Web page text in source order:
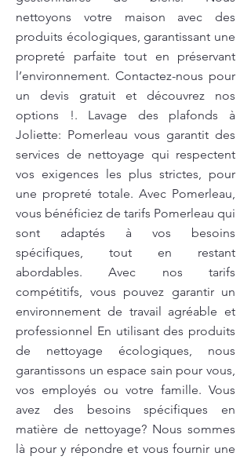
nettoyons votre maison avec des
produits écologiques, garantissant une
propreté parfaite tout en préservant
l’environnement. Contactez-nous pour
un devis gratuit et découvrez nos
options !. Lavage des plafonds à
Joliette: Pomerleau vous garantit des
services de nettoyage qui respectent
vos exigences les plus strictes, pour
une propreté totale. Avec Pomerleau,
vous bénéficiez de tarifs Pomerleau qui
sont adaptés à vos besoins
spécifiques, tout en restant
abordables. Avec nos tarifs
compétitifs, vous pouvez garantir un
environnement de travail agréable et
professionnel En utilisant des produits
de nettoyage écologiques, nous
garantissons un espace sain pour vous,
vos employés ou votre famille. Vous
avez des besoins spécifiques en
matière de nettoyage? Nous sommes
là pour y répondre et vous fournir une